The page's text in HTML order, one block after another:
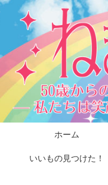
ホーム
いいもの見つけた！